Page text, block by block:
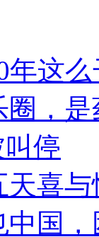
年这
圈，
停
天喜与
国